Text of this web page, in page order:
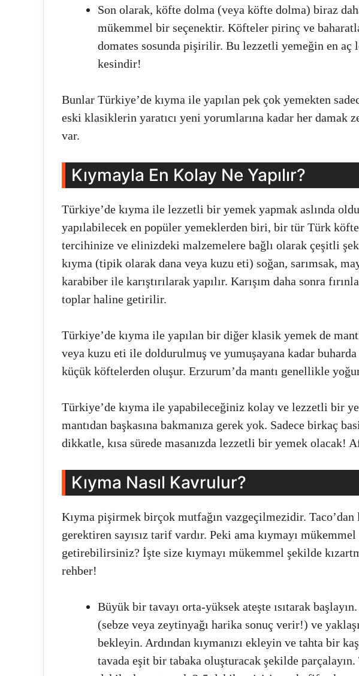
Son olarak, köfte dolma (veya köfte dolma) biraz
mükemmel bir seçenektir. Köfteler pirinç ve
domates sosunda pişirilir. Bu lezzetli yemeğin en aç
kesindir!
Bunlar Türkiye’de kıyma ile yapılan pek çok yemekten
eski klasiklerin yaratıcı yeni yorumlarına kadar her damak
var.
Kıymayla En Kolay Ne Yapılır?
Türkiye’de kıyma ile lezzetli bir yemek yapmak aslında
yapılabilecek en popüler yemeklerden biri, bir tür Türk
tercihinize ve elinizdeki malzemelere bağlı olarak çeşitli
kıyma (tipik olarak dana veya kuzu eti) soğan, sarımsak,
karabiber ile karıştırılarak yapılır. Karışım daha sonra
toplar haline getirilir.
Türkiye’de kıyma ile yapılan bir diğer klasik yemek de
veya kuzu eti ile doldurulmuş ve yumuşayana kadar
küçük köftelerden oluşur. Erzurum’da mantı genellikle
Türkiye’de kıyma ile yapabileceğiniz kolay ve lezzetli bir
mantıdan başkasına bakmanıza gerek yok. Sadece birkaç
dikkatle, kısa sürede masanızda lezzetli bir yemek olacak!
Kıyma Nasıl Kavrulur?
Kıyma pişirmek birçok mutfağın vazgeçilmezidir. Taco’dan
gerektiren sayısız tarif vardır. Peki ama kıymayı
getirebilirsiniz? İşte size kıymayı mükemmel şekilde
rehber!
Büyük bir tavayı orta-yüksek ateşte ısıtarak
(sebze veya zeytinyağı harika sonuç verir!) ve
bekleyin. Ardından kıymanızı ekleyin ve tahta bir
tavada eşit bir tabaka oluşturacak şekilde